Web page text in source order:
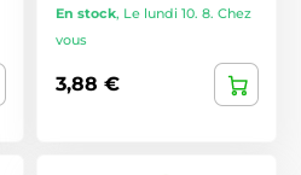
En stock, Le lundi 10. 8. Chez
vous
3,88 €